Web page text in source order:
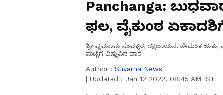
Panchanga:
ಫಲ, ವೈಕುಂಠ
ಶ್ರೀ ಪ್ಲವನಾಮ ಸಂವತ್ಸರ, ದಕ್ಷಿಣಾಯನ, ಹೇಮಂತ ಋತು,
ಮಟ್ಟಿಗೆ ವಿಷ್ಣುವಿನ ವಾರ.
Author : Suvarna News
| Updated : Jan 12 2022, 08:45 AM IST